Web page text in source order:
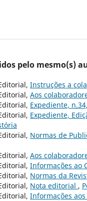
pelo mesmo(s)
Instruções a
Aos
Expediente,
Expediente,
Normas de
Aos
Informações ao
Normas da
Nota editorial ,
Informações